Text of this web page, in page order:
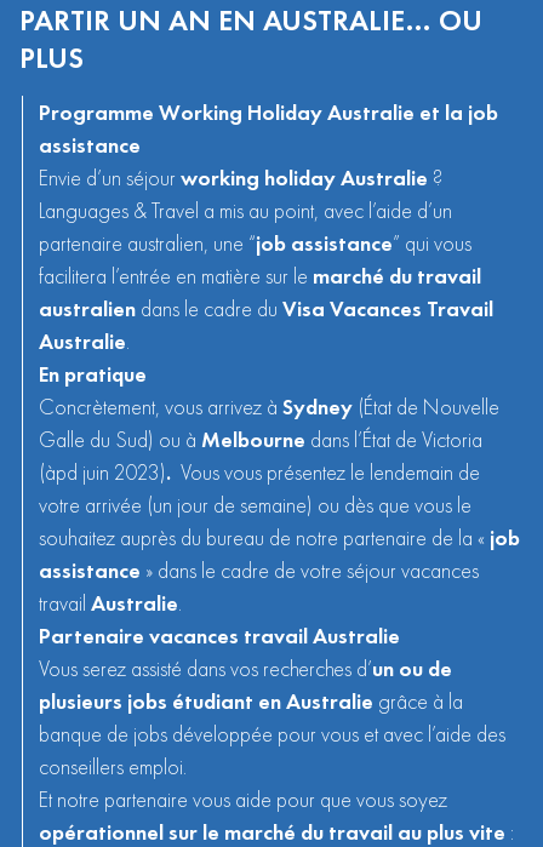
PARTIR UN AN EN AUSTRALIE… OU
PLUS
Programme Working Holiday Australie et la job
assistance
Envie d’un séjour working holiday Australie ?
Languages & Travel a mis au point, avec l’aide d’un
partenaire australien, une “job assistance” qui vous
facilitera l’entrée en matière sur le marché du travail
australien dans le cadre du Visa Vacances Travail
Australie.
En pratique
Concrètement, vous arrivez à Sydney (État de Nouvelle
Galle du Sud) ou à Melbourne dans l’État de Victoria
(àpd juin 2023). Vous vous présentez le lendemain de
votre arrivée (un jour de semaine) ou dès que vous le
souhaitez auprès du bureau de notre partenaire de la « job
assistance » dans le cadre de votre séjour vacances
travail Australie.
Partenaire vacances travail Australie
Vous serez assisté dans vos recherches d’un ou de
plusieurs jobs étudiant en Australie grâce à la
banque de jobs développée pour vous et avec l’aide des
conseillers emploi.
Et notre partenaire vous aide pour que vous soyez
opérationnel sur le marché du travail au plus vite :